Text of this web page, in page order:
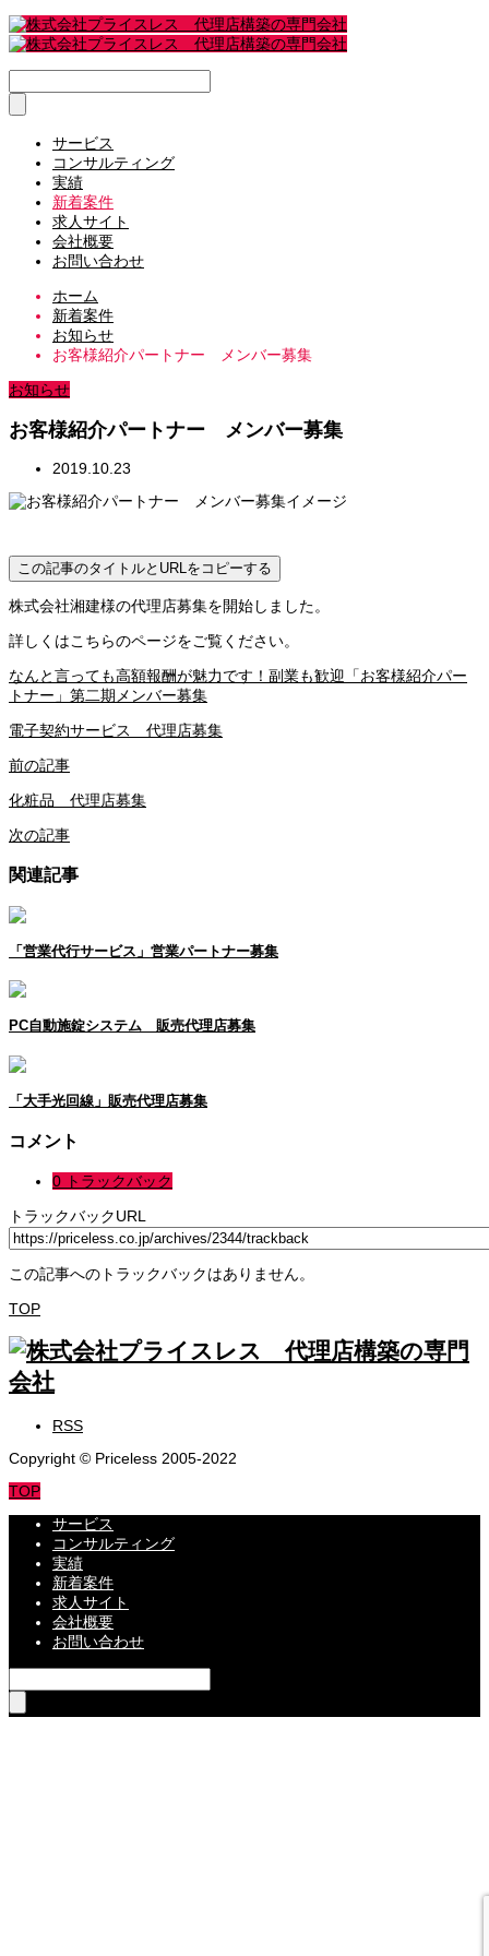
サービス
コンサルティング
実績
新着案件
求人サイト
会社概要
お問い合わせ
ホーム
新着案件
お知らせ
お客様紹介パートナー メンバー募集
お知らせ
お客様紹介パートナー メンバー募集
2019.10.23
この記事のタイトルとURLをコピーする
株式会社湘建様の代理店募集を開始しました。
詳しくはこちらのページをご覧ください。
なんと言っても高額報酬が魅力です！副業も歓迎「お客様紹介パー
トナー」第二期メンバー募集
電子契約サービス 代理店募集
前の記事
化粧品 代理店募集
次の記事
関連記事
「営業代行サービス」営業パートナー募集
PC自動施錠システム 販売代理店募集
「大手光回線」販売代理店募集
コメント
0 トラックバック
トラックバックURL
この記事へのトラックバックはありません。
TOP
RSS
Copyright © Priceless 2005-2022
TOP
サービス
コンサルティング
実績
新着案件
求人サイト
会社概要
お問い合わせ